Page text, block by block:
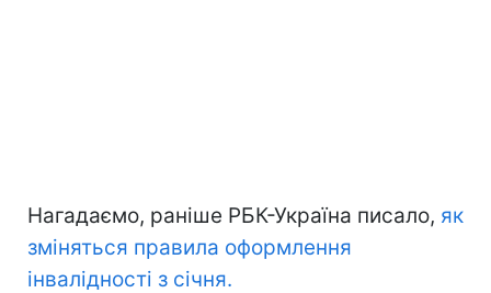
Нагадаємо, раніше РБК-Україна писало, як
зміняться правила оформлення
інвалідності з січня.